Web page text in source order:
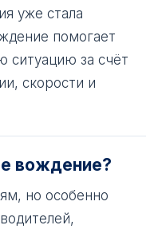
уже стала
помогает
ситуацию за счёт
скорости и
вождение?
но особенно